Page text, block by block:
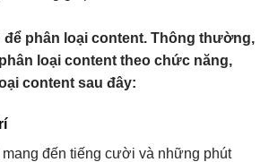
để phân loại content. Thông thường,
loại content theo chức năng,
content sau đây:
đến tiếng cười và những phút